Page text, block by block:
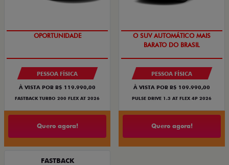
OPORTUNIDADE
PESSOA FÍSICA
À VISTA POR R$ 119.990,00
FASTBACK TURBO 200 FLEX AT 2026
Quero agora!
O SUV AUTOMÁTICO MAIS
BARATO DO BRASIL
PESSOA FÍSICA
À VISTA POR R$ 109.990,00
PULSE DRIVE 1.3 AT FLEX 4P 2026
Quero agora!
FASTBACK